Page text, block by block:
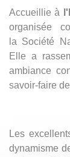
Accueillie à
organisée
la Société
Elle a
ambiance
savoir-faire
Les
dynamisme